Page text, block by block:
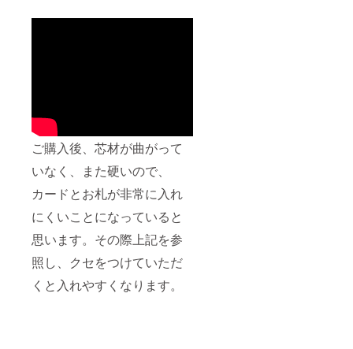
ご購入後、芯材が曲がって
いなく、また硬いので、
カードとお札が非常に入れ
にくいことになっていると
思います。その際上記を参
照し、クセをつけていただ
くと入れやすくなります。